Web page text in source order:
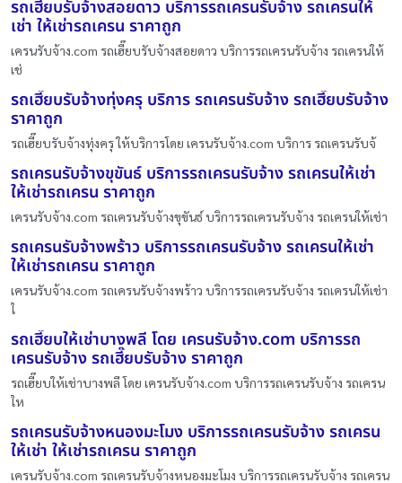
รถเฮี๊ยบรับจ้างสอยดาว บริการรถเครนรับจ้าง รถเครนให้
เช่า ให้เช่ารถเครน ราคาถูก
เครนรับจ้าง.com รถเฮี๊ยบรับจ้างสอยดาว บริการรถเครนรับจ้าง รถเครนให้
เช่
รถเฮี๊ยบรับจ้างทุ่งครุ บริการ รถเครนรับจ้าง รถเฮี๊ยบรับจ้าง
ราคาถูก
รถเฮี๊ยบรับจ้างทุ่งครุ ให้บริการโดย เครนรับจ้าง.com บริการ รถเครนรับจ้
รถเครนรับจ้างขุขันธ์ บริการรถเครนรับจ้าง รถเครนให้เช่า
ให้เช่ารถเครน ราคาถูก
เครนรับจ้าง.com รถเครนรับจ้างขุขันธ์ บริการรถเครนรับจ้าง รถเครนให้เช่า
รถเครนรับจ้างพร้าว บริการรถเครนรับจ้าง รถเครนให้เช่า
ให้เช่ารถเครน ราคาถูก
เครนรับจ้าง.com รถเครนรับจ้างพร้าว บริการรถเครนรับจ้าง รถเครนให้เช่า
ใ
รถเฮี๊ยบให้เช่าบางพลี โดย เครนรับจ้าง.com บริการรถ
เครนรับจ้าง รถเฮี๊ยบรับจ้าง ราคาถูก
รถเฮี๊ยบให้เช่าบางพลี โดย เครนรับจ้าง.com บริการรถเครนรับจ้าง รถเครน
ให
รถเครนรับจ้างหนองมะโมง บริการรถเครนรับจ้าง รถเครน
ให้เช่า ให้เช่ารถเครน ราคาถูก
เครนรับจ้าง.com รถเครนรับจ้างหนองมะโมง บริการรถเครนรับจ้าง รถเครน